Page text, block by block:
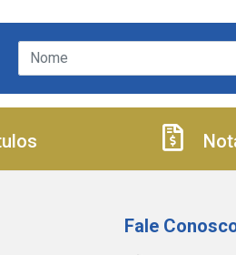
Fale